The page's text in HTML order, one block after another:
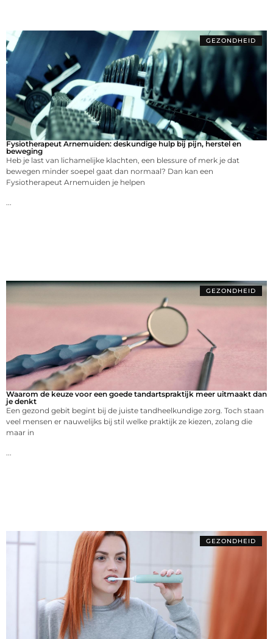
GEZONDHEID
Fysiotherapeut Arnemuiden: deskundige hulp bij pijn, herstel en
beweging
Heb je last van lichamelijke klachten, een blessure of merk je dat
bewegen minder soepel gaat dan normaal? Dan kan een
Fysiotherapeut Arnemuiden je helpen
GEZONDHEID
Waarom de keuze voor een goede tandartspraktijk meer uitmaakt dan
je denkt
Een gezond gebit begint bij de juiste tandheelkundige zorg. Toch staan
veel mensen er nauwelijks bij stil welke praktijk ze kiezen, zolang die
maar in
GEZONDHEID